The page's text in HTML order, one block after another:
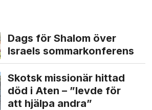
Dags för Shalom över
Israels sommarkonferens
Skotsk missionär hittad
död i Aten – ”levde för
att hjälpa andra”